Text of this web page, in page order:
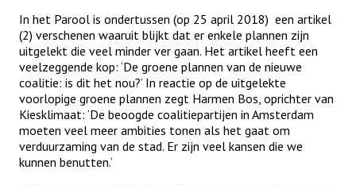
In het Parool is ondertussen (op 25 april 2018) een artikel
(2) verschenen waaruit blijkt dat er enkele plannen zijn
uitgelekt die veel minder ver gaan. Het artikel heeft een
veelzeggende kop: ‘De groene plannen van de nieuwe
coalitie: is dit het nou?’ In reactie op de uitgelekte
voorlopige groene plannen zegt Harmen Bos, oprichter van
Kiesklimaat: ‘De beoogde coalitiepartijen in Amsterdam
moeten veel meer ambities tonen als het gaat om
verduurzaming van de stad. Er zijn veel kansen die we
kunnen benutten.’